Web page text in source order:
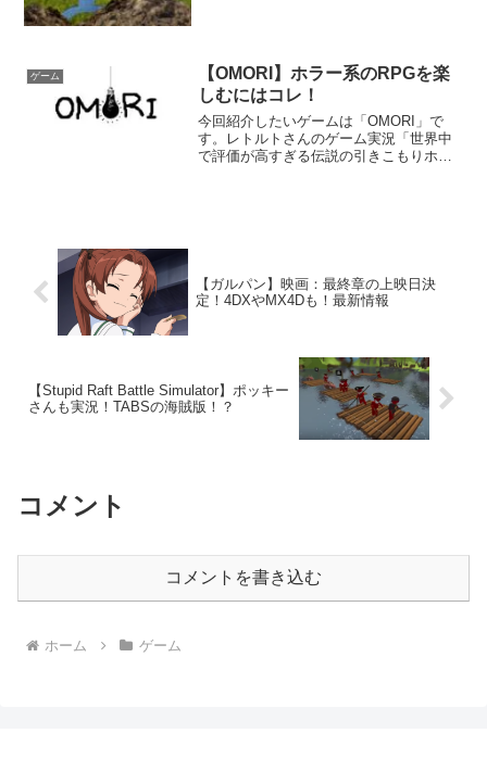
ので一番下に...
ゲーム
【OMORI】ホラー系のRPGを楽
しむにはコレ！
今回紹介したいゲームは「OMORI」で
す。レトルトさんのゲーム実況「世界中
で評価が高すぎる伝説の引きこもりホラ
【ガルパン】映画：最終章の上映日決
定！4DXやMX4Dも！最新情報
【Stupid Raft Battle Simulator】ポッキー
さんも実況！TABSの海賊版！？
コメント
コメントを書き込む
ホーム ゲーム